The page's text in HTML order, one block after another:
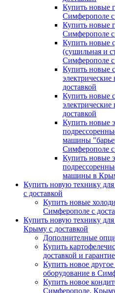
Купить новые
Симферополе с
Купить новые
Симферополе с
Купить новые
(сушильная и
Симферополе с
Купить новые
доставкой
Купить новые
доставкой
Купить новые
машины
Симферополе с
Купить новые
машины в
Купить новую технику
с доставкой
Купить новые
Симферополе с
Купить новую технику
Крыму с доставкой
Дополнителные
Купить
доставкой и
Купить новое
оборудование в
Купить новое
Симферополе, Крыму